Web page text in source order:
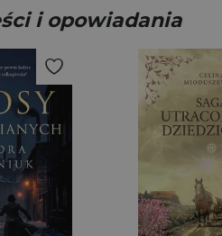
i opowiadania